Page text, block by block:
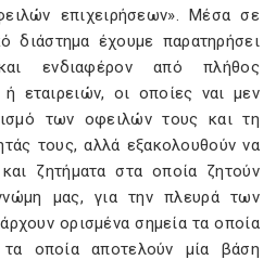
επιχειρήσεων». Μέσα σε
διάστημα έχουμε παρατηρήσει
και ενδιαφέρον από πλήθος
εταιρειών, οι οποίες ναι μεν
των οφειλών τους και τη
τους, αλλά εξακολουθούν να
ζητήματα στα οποία ζητούν
μας, για την πλευρά των
ορισμένα σημεία τα οποία
τα οποία αποτελούν μία βάση